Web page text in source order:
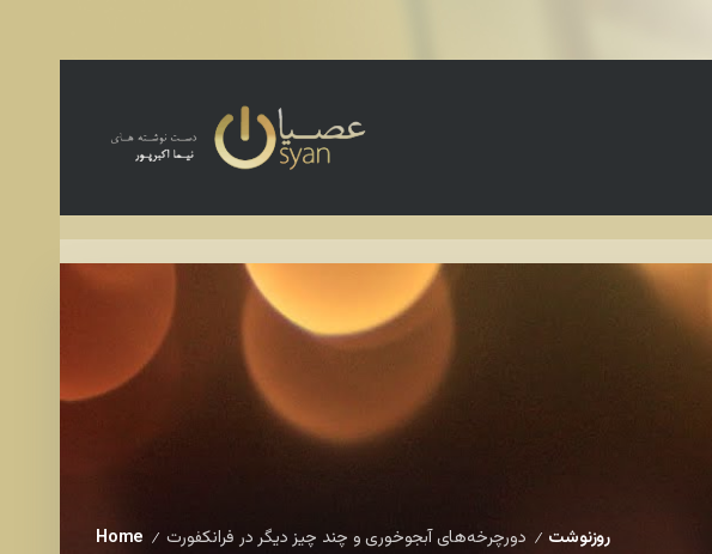
Home / روزنوشت / دورچرخه‌های آبجوخوری و چند چیز دیگر در فرانکفورت